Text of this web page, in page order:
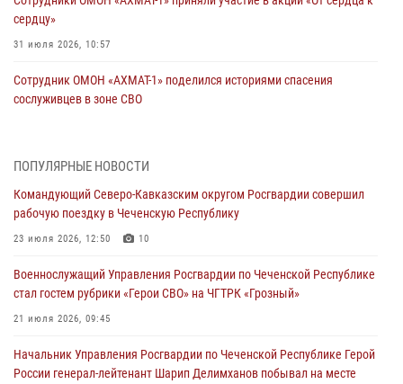
сердцу»
31 июля 2026, 10:57
Сотрудник ОМОН «АХМАТ-1» поделился историями спасения
сослуживцев в зоне СВО
Командующий Северо-Кавказским округом Росгвардии совершил
23 июля 2026, 12:50
Военнослужащий Управления Росгвардии по Чеченской Республике
21 июля 2026, 09:45
В ДНР росгвардейцы уничтожили около 80 вражеских
19 июля 2026, 13:50
ПОПУЛЯРНЫЕ НОВОСТИ
Командующий Северо-Кавказским округом Росгвардии совершил
рабочую поездку в Чеченскую Республику
23 июля 2026, 12:50 10
Военнослужащий Управления Росгвардии по Чеченской Республике
стал гостем рубрики «Герои СВО» на ЧГТРК «Грозный»
21 июля 2026, 09:45
Начальник Управления Росгвардии по Чеченской Республике Герой
России генерал-лейтенант Шарип Делимханов побывал на месте